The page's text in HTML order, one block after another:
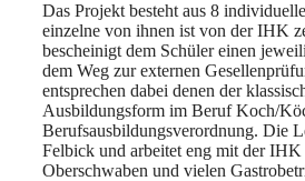
Das Projekt besteht aus 8
einzelne von ihnen ist von der IHK
bescheinigt dem Schüler einen
dem Weg zur externen
entsprechen dabei denen der
Ausbildungsform im Beruf Koch/
Berufsausbildungsverordnung. Die
Felbick und arbeitet eng mit der IHK
Oberschwaben und vielen